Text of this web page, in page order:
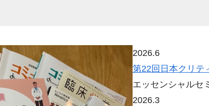
2026.6
第22回日本クリテ
エッセンシャルセ
2026.3